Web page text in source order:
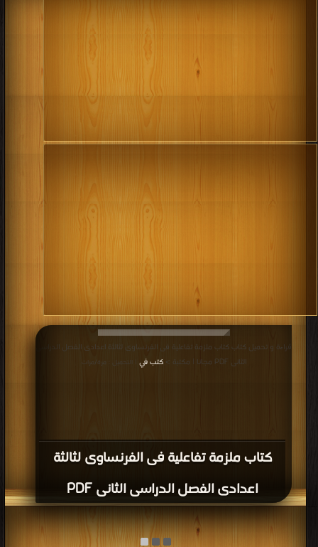
كتاب ملزمة تفاعلية فى الفرنساوى لثالثة
اعدادى الفصل الدراسى الثانى PDF
قراءة و تحميل كتاب كتاب ملزمة تفاعلية فى الفرنساوى لثالثة اعدادى الفصل الدراسى
الثانى PDF مجانا | مكتبة >
كتب في | التحميل : مرة/مرات